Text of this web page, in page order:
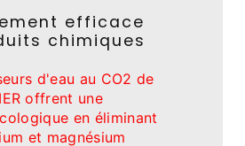
efficace
chimiques
d'eau au CO2 de
offrent une
en éliminant
et magnésium